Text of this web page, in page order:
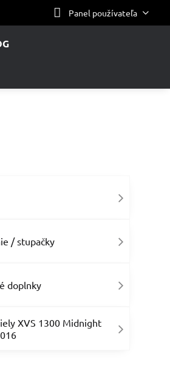
Panel používateľa
/ stupačky
doplnky
XVS 1300 Midnight